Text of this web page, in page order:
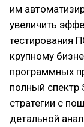
им
увеличить
тестирования
крупному
программных
полный спектр
стратегии с
детальной